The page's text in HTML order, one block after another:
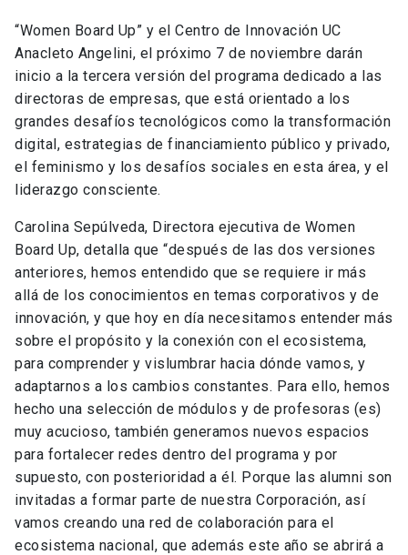
“Women Board Up” y el Centro de Innovación UC
Anacleto Angelini, el próximo 7 de noviembre darán
inicio a la tercera versión del programa dedicado a las
directoras de empresas, que está orientado a los
grandes desafíos tecnológicos como la transformación
digital, estrategias de financiamiento público y privado,
el feminismo y los desafíos sociales en esta área, y el
liderazgo consciente.
Carolina Sepúlveda, Directora ejecutiva de Women
Board Up, detalla que “después de las dos versiones
anteriores, hemos entendido que se requiere ir más
allá de los conocimientos en temas corporativos y de
innovación, y que hoy en día necesitamos entender más
sobre el propósito y la conexión con el ecosistema,
para comprender y vislumbrar hacia dónde vamos, y
adaptarnos a los cambios constantes. Para ello, hemos
hecho una selección de módulos y de profesoras (es)
muy acucioso, también generamos nuevos espacios
para fortalecer redes dentro del programa y por
supuesto, con posterioridad a él. Porque las alumni son
invitadas a formar parte de nuestra Corporación, así
vamos creando una red de colaboración para el
ecosistema nacional, que además este año se abrirá a